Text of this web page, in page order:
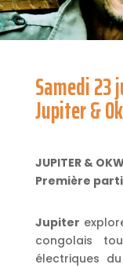
Samedi 23
Jupiter &
JUPITER &
Première
Jupiter
congolais
électriques